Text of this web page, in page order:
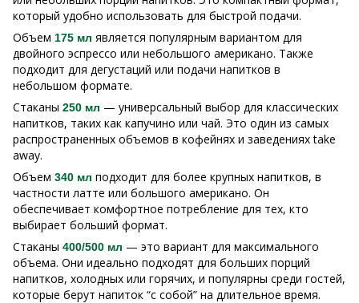
который удобно использовать для быстрой подачи.
Объем 175 мл является популярным вариантом для
двойного эспрессо или небольшого американо. Также
подходит для дегустаций или подачи напитков в
небольшом формате.
Стаканы 250 мл — универсальный выбор для классических
напитков, таких как капучино или чай. Это один из самых
распространенных объемов в кофейнях и заведениях take
away.
Объем 340 мл подходит для более крупных напитков, в
частности латте или большого американо. Он
обеспечивает комфортное потребление для тех, кто
выбирает больший формат.
Стаканы 400/500 мл — это вариант для максимального
объема. Они идеально подходят для больших порций
напитков, холодных или горячих, и популярны среди гостей,
которые берут напиток “с собой” на длительное время.